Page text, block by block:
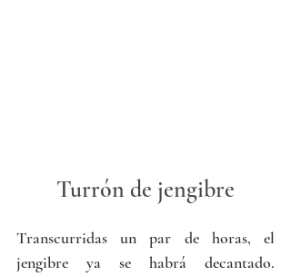
Turrón de jengibre
Transcurridas un par de horas, el
jengibre ya se habrá decantado.